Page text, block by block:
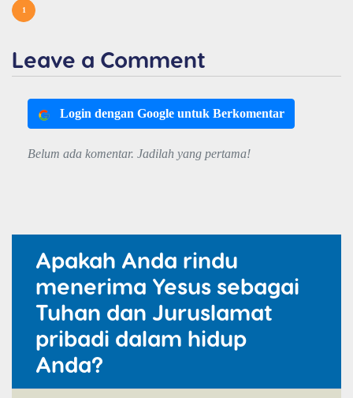
1
Leave a Comment
Login dengan Google untuk Berkomentar
Belum ada komentar. Jadilah yang pertama!
Apakah Anda rindu
menerima Yesus sebagai
Tuhan dan Juruslamat
pribadi dalam hidup
Anda?